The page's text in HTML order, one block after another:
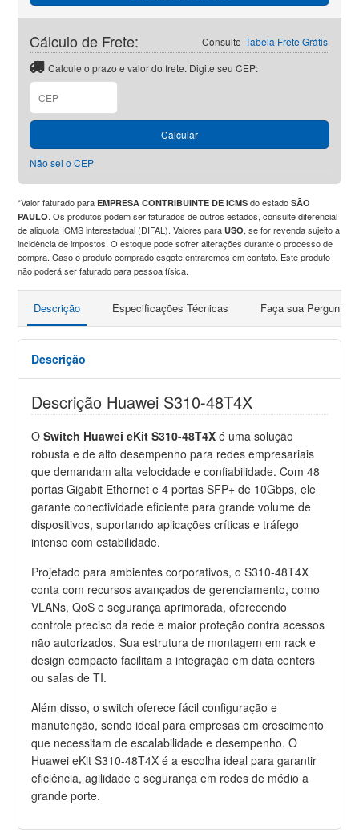
Consulte Tabela Frete Grátis
Cálculo de Frete:
Calcule o prazo e valor do frete. Digite seu CEP:
CEP
Calcular
Não sei o CEP
*Valor faturado paraEMPRESA CONTRIBUINTE DE ICMS do estadoSÃO
PAULO. Os produtos podem ser faturados de outros estados, consulte diferencial
de aliquota ICMS interestadual (DIFAL). Valores paraUSO, se for revenda sujeito a
incidência de impostos. O estoque pode sofrer alterações durante o processo de
compra. Caso o produto comprado esgote entraremos em contato. Este produto
não poderá ser faturado para pessoa física.
Descrição Especificações Técnicas Faça sua Pergunta
Descrição
Descrição Huawei S310-48T4X
OSwitch Huawei eKit S310-48T4X é uma solução
robusta e de alto desempenho para redes empresariais
que demandam alta velocidade e confiabilidade. Com 48
portas Gigabit Ethernet e 4 portas SFP+ de 10Gbps, ele
garante conectividade eficiente para grande volume de
dispositivos, suportando aplicações críticas e tráfego
intenso com estabilidade.
Projetado para ambientes corporativos, o S310-48T4X
conta com recursos avançados de gerenciamento, como
VLANs, QoS e segurança aprimorada, oferecendo
controle preciso da rede e maior proteção contra acessos
não autorizados. Sua estrutura de montagem em rack e
design compacto facilitam a integração em data centers
ou salas de TI.
Além disso, o switch oferece fácil configuração e
manutenção, sendo ideal para empresas em crescimento
que necessitam de escalabilidade e desempenho. O
Huawei eKit S310-48T4X é a escolha ideal para garantir
eficiência, agilidade e segurança em redes de médio a
grande porte.